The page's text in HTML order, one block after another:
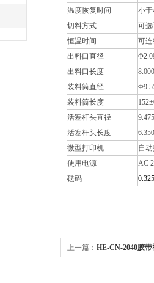
温度恢复时间
小
切料方式
可
恒温时间
可
出料口直径
出料口长度
装料筒直径
装料筒长度
活塞杆头直径
活塞杆头长度
微型打印机
自
使用电源
AC
砝码
0.325
上一篇： HE-CN-2040胶